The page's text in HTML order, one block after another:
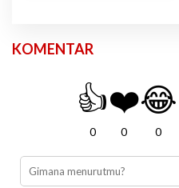
KOMENTAR
👍
0
❤️
0
😂
0